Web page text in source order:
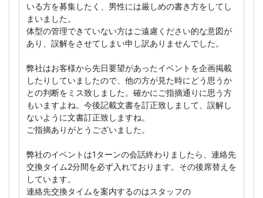
いる方を募集したく、男性には厳しめの書き方をしてし
まいました。
体型の管理できていない方はご遠慮ください的な意図が
あり、誤解をさせてしまい申し訳ありませんでした。
弊社はお客様から先日要望があったイベントを企画掲載
したりしていましたので、他の方が見た時にどう思うか
との判断をミス致しました。確かにご指摘通りに思う方
もいますよね。今後記載文書を訂正致しまして、誤解し
ないように文書訂正致しますね。
ご指摘ありがとうございました。
弊社のイベントは1ターンの会話終わりましたら、連絡先
交換タイム2分間を必ず入れております。その後席替えを
しています。
連絡先交換タイムを案内するのはスタッフの